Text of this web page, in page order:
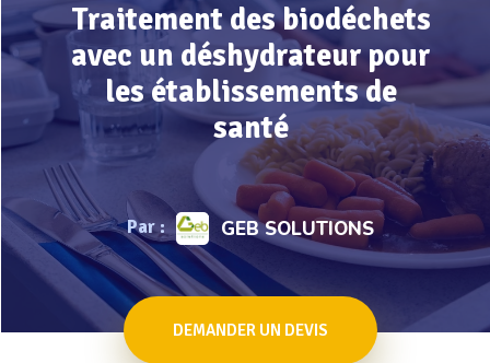
Traitement des biodéchets
avec un déshydrateur pour
les établissements de
santé
Par : GEB SOLUTIONS
DEMANDER UN DEVIS